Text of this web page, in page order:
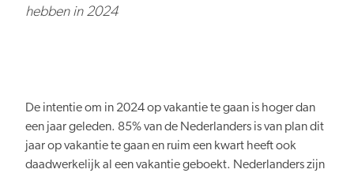
Lees meer over NBTC
Werken bij
NBTC Mediabank
Contact
Nieuwsberichten
Persberichten
Actuele thema’s & impact
hebben in 2024
De intentie om in 2024 op vakantie te gaan is hoger dan
een jaar geleden. 85% van de Nederlanders is van plan dit
jaar op vakantie te gaan en ruim een kwart heeft ook
daadwerkelijk al een vakantie geboekt. Nederlanders zijn